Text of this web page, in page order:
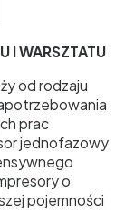
do ostatniej
I WARSZTATU
od rodzaju
prac
jednofazowy
o
pojemności